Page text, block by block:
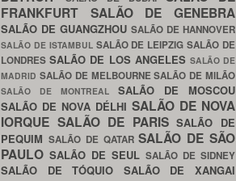
FRANKFURT SALÃO DE GENEBRA
SALÃO DE GUANGZHOU SALÃO DE HANNOVER
SALÃO DE ISTAMBUL SALÃO DE LEIPZIGSALÃO DE
LONDRESSALÃO DE LOS ANGELES SALÃO DE
MADRID SALÃO DE MELBOURNESALÃO DE MILÃO
SALÃO DE MONTREAL SALÃO DE MOSCOU
SALÃO DE NOVA DÉLHI SALÃO DE NOVA
IORQUE SALÃO DE PARISSALÃO DE
PEQUIM SALÃO DE QATARSALÃO DE SÃO
PAULO SALÃO DE SEUL SALÃO DE SIDNEY
SALÃO DE TÓQUIO SALÃO DE XANGAI